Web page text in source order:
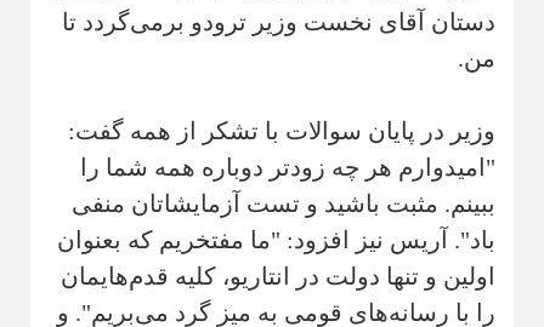
دستان آقای نخست وزیر ترودو برمی‌گردد تا
من.
وزیر در پایان سوالات با تشکر از همه گفت:
"امیدوارم هر چه زودتر دوباره همه شما را
ببینم. مثبت باشید و تست آزمایشاتان منفی
باد". آریس نیز افزود: "ما مفتخریم که بعنوان
اولین و تنها دولت در انتاریو، کلیه قدم‌هایمان
را با رسانه‌های قومی به میز گرد می‌بریم". و